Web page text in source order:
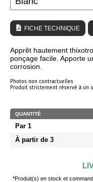
FICHE TECHNIQUE
Apprêt hautement
ponçage facile. Apporte
corrosion.
Photos non contractuelles
Produit strictement réservé à un
QUANTITÉ
Par 1
À partir de 3
*Produit(s) en stock et